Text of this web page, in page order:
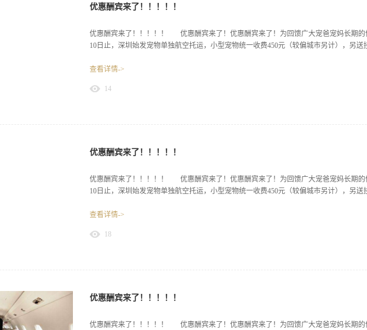
优惠酬宾来了！！！！！
优惠酬宾来了！！！！！ 优惠酬宾来了！优惠酬宾来了！为回馈广大宠爸宠妈长期的
10日止，深圳始发宠物单独航空托运，小型宠物统一收费450元（较偏城市另计），另送
14
查看详情->
优惠酬宾来了！！！！！
优惠酬宾来了！！！！！ 优惠酬宾来了！优惠酬宾来了！为回馈广大宠爸宠妈长期的
10日止，深圳始发宠物单独航空托运，小型宠物统一收费450元（较偏城市另计），另送
18
查看详情->
优惠酬宾来了！！！！！
优惠酬宾来了！！！！！ 优惠酬宾来了！优惠酬宾来了！为回馈广大宠爸宠妈长期的